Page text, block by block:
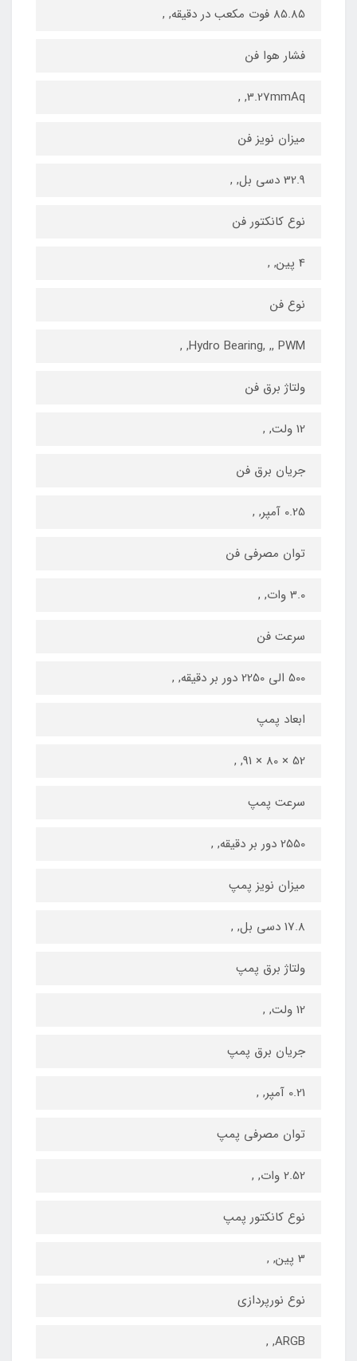
85.85 فوت مکعب در دقیقه, ,
فشار هوا فن
3.27mmAq, ,
میزان نویز فن
32.9 دسی بل, ,
نوع کانکتور فن
4 پین, ,
نوع فن
Hydro Bearing, ,, PWM, ,
ولتاژ برق فن
12 ولت, ,
جریان برق فن
0.25 آمپر, ,
توان مصرفی فن
3.0 وات, ,
سرعت فن
500 الی 2250 دور بر دقیقه, ,
ابعاد پمپ
52 × 80 × 91, ,
سرعت پمپ
2550 دور بر دقیقه, ,
میزان نویز پمپ
17.8 دسی بل, ,
ولتاژ برق پمپ
12 ولت, ,
جریان برق پمپ
0.21 آمپر, ,
توان مصرفی پمپ
2.52 وات, ,
نوع کانکتور پمپ
3 پین, ,
نوع نورپردازی
ARGB, ,